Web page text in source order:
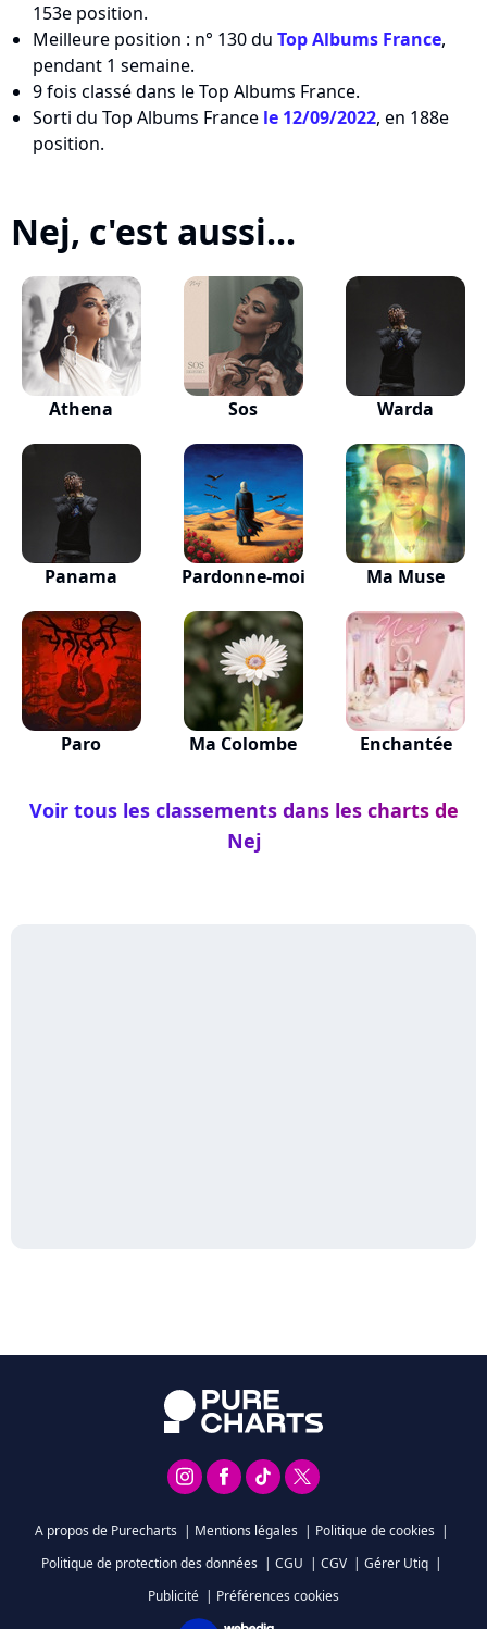
153e position.
Meilleure position : n° 130 du Top Albums France,
pendant 1 semaine.
9 fois classé dans le Top Albums France.
Sorti du Top Albums France le 12/09/2022, en 188e
position.
Nej, c'est aussi...
Athena Sos Warda
Panama Pardonne-moi Ma Muse
Paro Ma Colombe Enchantée
Voir tous les classements dans les charts de
Nej
A propos de Purecharts | Mentions légales | Politique de cookies |
Politique de protection des données | CGU | CGV | Gérer Utiq |
Publicité | Préférences cookies